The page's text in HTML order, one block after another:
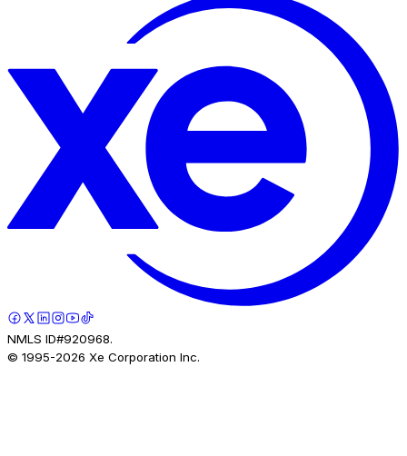
NMLS ID#920968.
© 1995-2026 Xe Corporation Inc.